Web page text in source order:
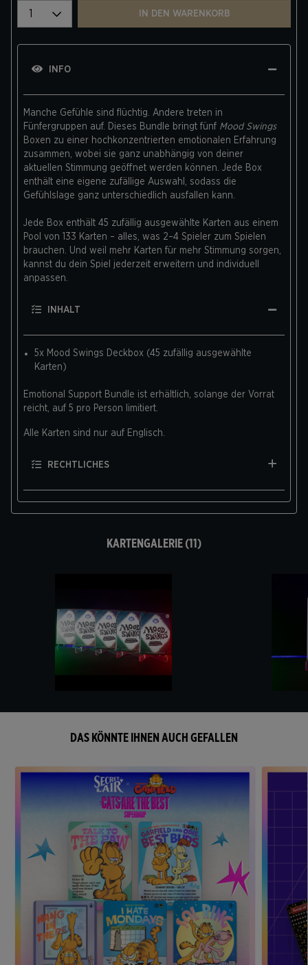
Wählen Sie eine Menge
IN DEN WARENKORB
INFO
Manche Gefühle sind flüchtig. Andere treten in
Fünfergruppen auf. Dieses Bundle bringt fünf Mood Swings
Boxen zu einer hochkonzentrierten emotionalen Erfahrung
zusammen, wobei sie ganz unabhängig von deiner
aktuellen Stimmung geöffnet werden können. Jede Box
enthält eine eigene zufällige Auswahl, sodass die
Gefühlslage ganz unterschiedlich ausfallen kann.
Jede Box enthält 45 zufällig ausgewählte Karten aus einem
Pool von 133 Karten – alles, was 2–4 Spieler zum Spielen
brauchen. Und weil mehr Karten für mehr Stimmung sorgen,
kannst du dein Spiel jederzeit erweitern und individuell
anpassen.
INHALT
5x Mood Swings Deckbox (45 zufällig ausgewählte
Karten)
Emotional Support Bundle ist erhältlich, solange der Vorrat
reicht, auf 5 pro Person limitiert.
Alle Karten sind nur auf Englisch.
RECHTLICHES
KARTENGALERIE (11)
DAS KÖNNTE IHNEN AUCH GEFALLEN